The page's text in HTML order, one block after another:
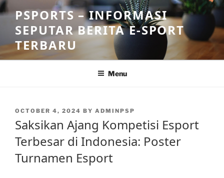
Skip
to
content
PSPORTS – INFORMASI
SEPUTAR BERITA E-SPORT
TERBARU
Menu
POSTED
OCTOBER 4, 2024 BY ADMINPSP
Saksikan Ajang Kompetisi Esport
Terbesar di Indonesia: Poster
Turnamen Esport